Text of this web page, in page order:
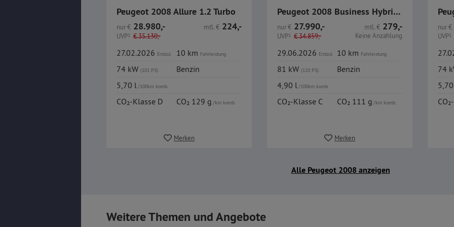
Peugeot 2008 Allure 1.2 Turbo
nur€ 28.980,-
UVP1 €35.130,-
mtl.€ 224,-
27.02.2026 Erstzul. 10 km Fahrleistung
74 kW (101 PS)
Benzin
5,70 l/100km komb.
CO₂-Klasse D CO₂ 129 g/km komb.
Merken
Peugeot 2008 Business Hybrid 110 e-DSC6 / R-Kamera / SHZ /
nur€ 27.990,-
UVP1 €34.859,-
mtl.€ 279,-
Keine Anzahlung
29.06.2026 Erstzul. 10 km Fahrleistung
81 kW (110 PS)
Benzin
4,90 l/100km komb.
CO₂-Klasse C CO₂ 111 g/km komb.
Merken
nur€
UVP1
74
Alle Peugeot 2008 anzeigen
Weitere Themen und Angebote